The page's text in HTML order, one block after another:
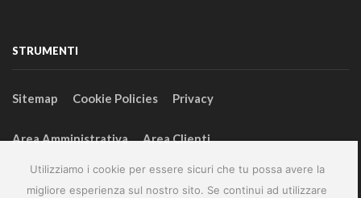
Utilizziamo i cookie per essere sicuri che tu possa avere la
migliore esperienza sul nostro sito. Se continui ad utilizzare
STRUMENTI
Sitemap Cookie Policies Privacy
Area Amministrativa Area Clienti